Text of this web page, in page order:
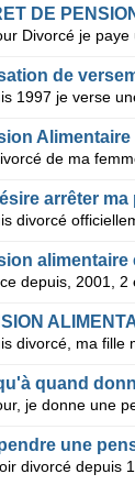
DE
de
Alimentaire
alimentaire
quand
une